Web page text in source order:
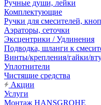
Ручные души, лейки
Комплектующие
Ручки для смесителей,
Аэраторы, сеточки
Эксцентрики / Удлинения
Подводка, шланги к
Винты/крепления/гайки/
Уплотнители
Чистящие средства
Акции
Услуги
Монтаж HANSGROHE